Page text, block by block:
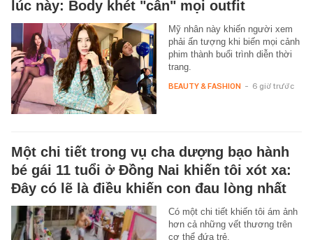
lúc này: Body khét "cân" mọi outfit
Mỹ nhân này khiến người xem
phải ấn tượng khi biến mọi cảnh
phim thành buổi trình diễn thời
trang.
BEAUTY & FASHION - 6 giờ trước
Một chi tiết trong vụ cha dượng bạo hành
bé gái 11 tuổi ở Đồng Nai khiến tôi xót xa:
Đây có lẽ là điều khiến con đau lòng nhất
Có một chi tiết khiến tôi ám ảnh
hơn cả những vết thương trên
cơ thể đứa trẻ.